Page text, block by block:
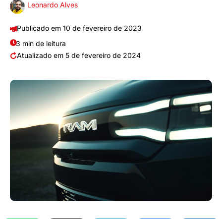
Leonardo Alves
10 de fevereiro de 2023
3 min de leitura
5 de fevereiro de 2024